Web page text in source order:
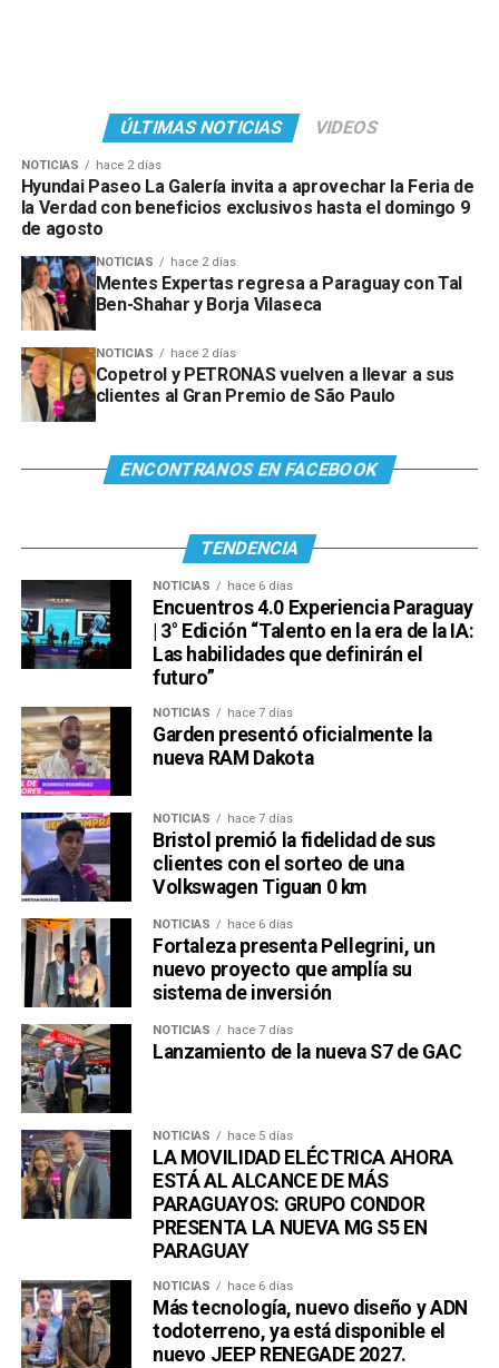
ÚLTIMAS NOTICIAS VIDEOS
NOTICIAS hace 2 días
Hyundai Paseo La Galería invita a aprovechar la Feria de
la Verdad con beneficios exclusivos hasta el domingo 9
de agosto
NOTICIAS hace 2 días
Mentes Expertas regresa a Paraguay con Tal
Ben-Shahar y Borja Vilaseca
NOTICIAS hace 2 días
Copetrol y PETRONAS vuelven a llevar a sus
clientes al Gran Premio de São Paulo
ENCONTRANOS EN FACEBOOK
TENDENCIA
NOTICIAS hace 6 días
Encuentros 4.0 Experiencia Paraguay
| 3° Edición “Talento en la era de la IA:
Las habilidades que definirán el
futuro”
NOTICIAS hace 7 días
Garden presentó oficialmente la
nueva RAM Dakota
NOTICIAS hace 7 días
Bristol premió la fidelidad de sus
clientes con el sorteo de una
Volkswagen Tiguan 0 km
NOTICIAS hace 6 días
Fortaleza presenta Pellegrini, un
nuevo proyecto que amplía su
sistema de inversión
NOTICIAS hace 7 días
Lanzamiento de la nueva S7 de GAC
NOTICIAS hace 5 días
LA MOVILIDAD ELÉCTRICA AHORA
ESTÁ AL ALCANCE DE MÁS
PARAGUAYOS: GRUPO CONDOR
PRESENTA LA NUEVA MG S5 EN
PARAGUAY
NOTICIAS hace 6 días
Más tecnología, nuevo diseño y ADN
todoterreno, ya está disponible el
nuevo JEEP RENEGADE 2027.